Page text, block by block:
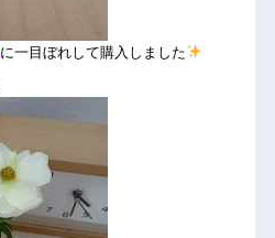
に一目ぼれして購入しました